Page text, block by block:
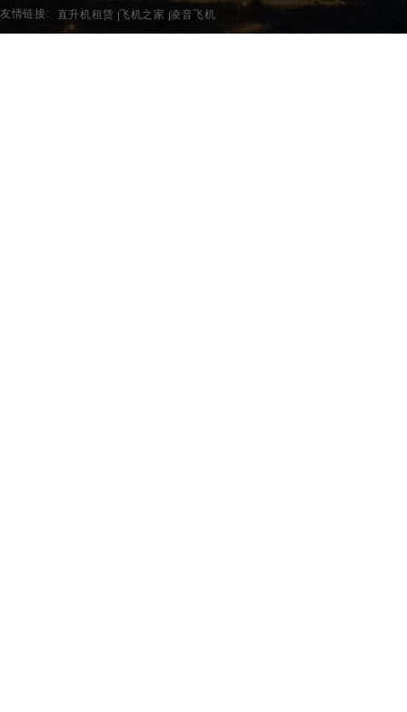
友情链接: 直升机租赁 飞机之家 凌音飞机